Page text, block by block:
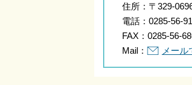
住所： 〒329-
電話： 0285-56-
FAX： 0285-56-
Mail：
メー